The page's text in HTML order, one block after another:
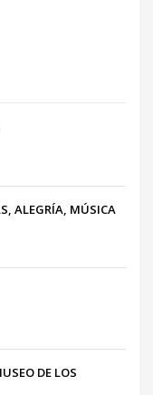
ALEGRÍA, MÚSICA
DE LOS